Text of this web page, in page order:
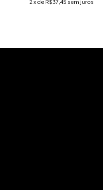
2 x de R$37,45 sem juros